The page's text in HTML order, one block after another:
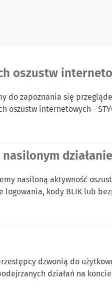
oszustw
do zapoznania się
oszustw internetowych -
nasiloną aktywność
logowania, kody BLIK lub
dzwonią do
działań na